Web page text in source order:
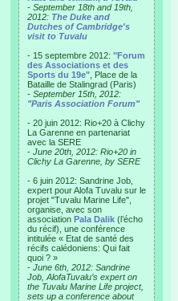
- September 18th and 19th,
2012: The Duke and
Dutches of Cambridge's
visit to Tuvalu
- 15 septembre 2012: "Forum
des Associations et des
Sports du 19e" , Place de la
Bataille de Stalingrad (Paris)
- September 15th, 2012:
"Paris Association Forum"
- 20 juin 2012: Rio+20 à Clichy
La Garenne en partenariat
avec la SERE
- June 20th, 2012: Rio+20 in
Clichy La Garenne, by SERE
- 6 juin 2012: Sandrine Job,
expert pour Alofa Tuvalu sur le
projet "Tuvalu Marine Life",
organise, avec son
association Pala Dalik (l’écho
du récif), une conférence
intitulée « Etat de santé des
récifs calédoniens: Qui fait
quoi ? »
- June 6th, 2012: Sandrine
Job, AlofaTuvalu’s expert on
the Tuvalu Marine Life project,
sets up a conference about